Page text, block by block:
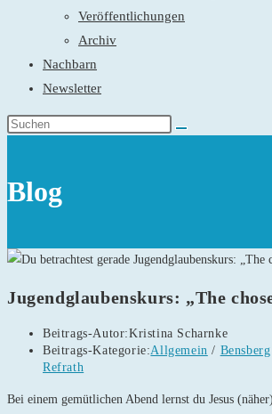
Veröffentlichungen
Archiv
Nachbarn
Newsletter
Blog
Jugendglaubenskurs: „The
Beitrags-Autor:Kristina Scharnke
Beitrags-Kategorie:Allgemein / Bensberg
Refrath
Bei einem gemütlichen Abend lernst du Jesus